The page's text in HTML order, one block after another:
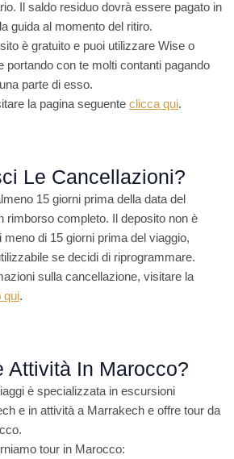
Il saldo residuo dovrà essere pagato in
guida al momento del ritiro.
è gratuito e puoi utilizzare Wise o
portando con te molti contanti pagando
parte di esso.
la pagina seguente clicca qui.
Le Cancellazioni?
15 giorni prima della data del
rimborso completo. Il deposito non è
di 15 giorni prima del viaggio,
se decidi di riprogrammare.
sulla cancellazione, visitare la
qui.
Attività In Marocco?
è specializzata in escursioni
e in attività a Marrakech e offre tour da
tour in Marocco: